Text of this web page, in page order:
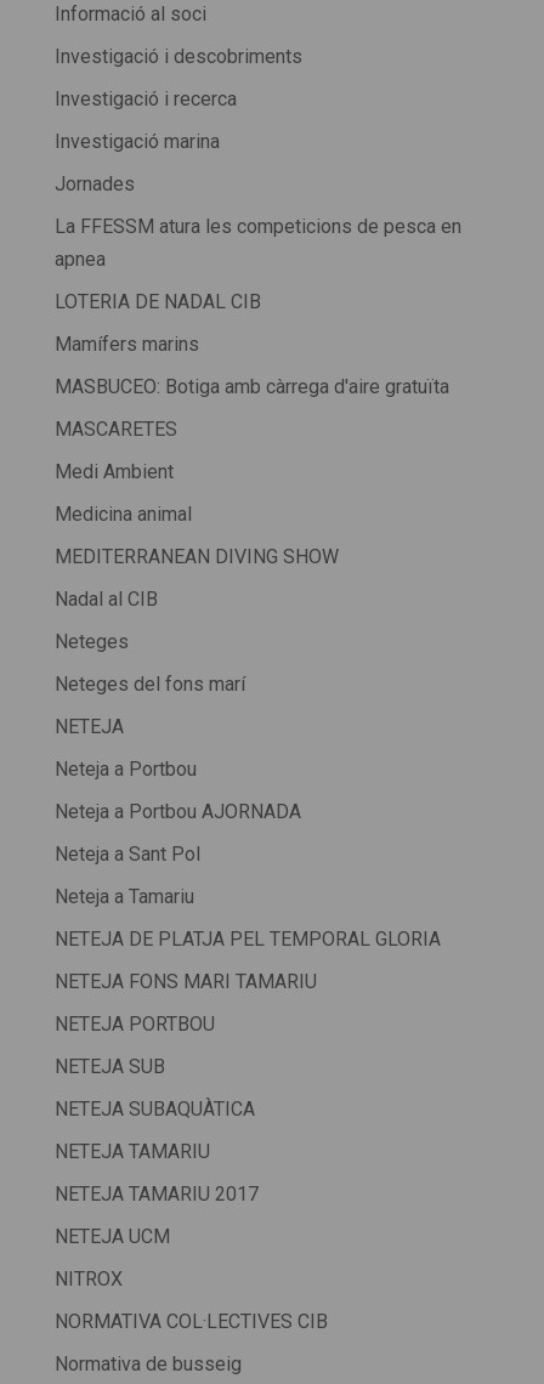
Informació al soci
Investigació i descobriments
Investigació i recerca
Investigació marina
Jornades
La FFESSM atura les competicions de pesca en
apnea
LOTERIA DE NADAL CIB
Mamífers marins
MASBUCEO: Botiga amb càrrega d'aire gratuïta
MASCARETES
Medi Ambient
Medicina animal
MEDITERRANEAN DIVING SHOW
Nadal al CIB
Neteges
Neteges del fons marí
NETEJA
Neteja a Portbou
Neteja a Portbou AJORNADA
Neteja a Sant Pol
Neteja a Tamariu
NETEJA DE PLATJA PEL TEMPORAL GLORIA
NETEJA FONS MARI TAMARIU
NETEJA PORTBOU
NETEJA SUB
NETEJA SUBAQUÀTICA
NETEJA TAMARIU
NETEJA TAMARIU 2017
NETEJA UCM
NITROX
NORMATIVA COL·LECTIVES CIB
Normativa de busseig